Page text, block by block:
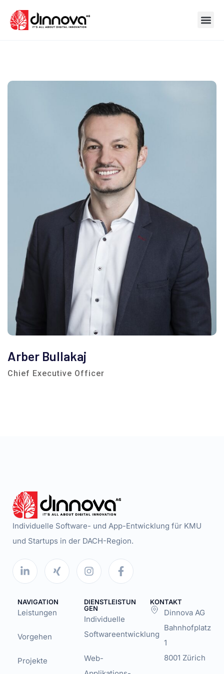
Arber Bullakaj
Chief Executive Officer
Individuelle Software- und App-Entwicklung für KMU
und Startups in der DACH-Region.
NAVIGATION
Leistungen
Vorgehen
Projekte
DIENSTLEISTUN
GEN
Individuelle
Softwareentwicklung
Web-
KONTAKT
Dinnova AG
Bahnhofplatz
1
8001 Zürich